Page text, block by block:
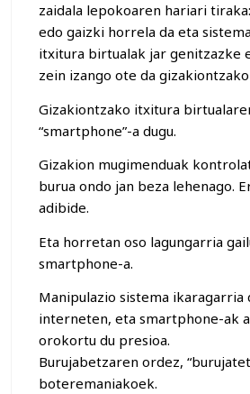
zaidala lepokoaren hariari
edo gaizki horrela da eta
itxitura birtualak jar genitzazke
zein izango ote da
Gizakiontzako itxitura
“smartphone”-a dugu.
Gizakion mugimenduak
burua ondo jan beza lehenago.
adibide.
Eta horretan oso lagungarria
smartphone-a.
Manipulazio sistema ikaragarria
interneten, eta smartphone-ak
orokortu du presioa.
Burujabetzaren ordez,
boteremaniakoek.